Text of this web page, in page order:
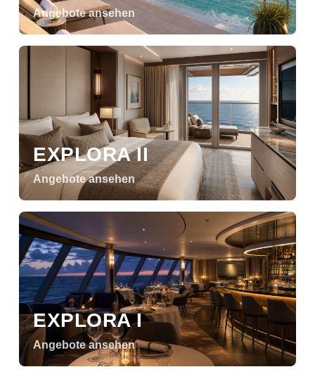
Angebote ansehen
EXPLORA II
Angebote ansehen
EXPLORA I
Angebote ansehen